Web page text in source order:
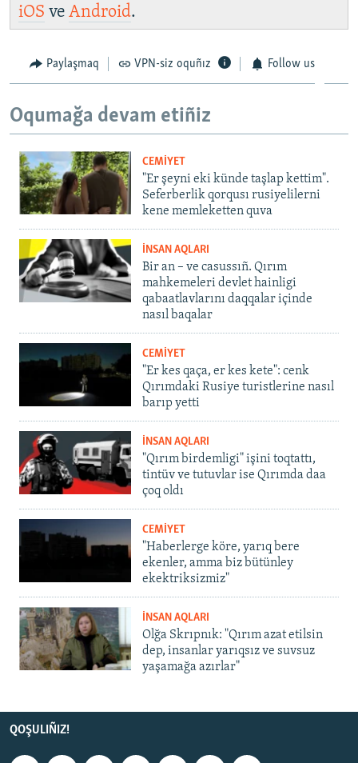
iOS ve Android.
Paylaşmaq VPN-siz oquñız Follow us
Oqumağa devam etiñiz
CEMİYET
"Er şeyni eki künde taşlap kettim".
Seferberlik qorqusı rusiyelilerni
kene memleketten quva
İNSAN AQLARI
Bir an – ve casussıñ. Qırım
mahkemeleri devlet hainligi
qabaatlavlarını daqqalar içinde
nasıl baqalar
CEMİYET
"Er kes qaça, er kes kete": cenk
Qırımdaki Rusiye turistlerine nasıl
barıp yetti
İNSAN AQLARI
"Qırım birdemligi" işini toqtattı,
tintüv ve tutuvlar ise Qırımda daa
çoq oldı
CEMİYET
"Haberlerge köre, yarıq bere
ekenler, amma biz bütünley
ekektriksizmiz"
İNSAN AQLARI
Olğa Skrıpnık: "Qırım azat etilsin
dep, insanlar yarıqsız ve suvsuz
yaşamağa azırlar"
QOŞULIÑIZ!